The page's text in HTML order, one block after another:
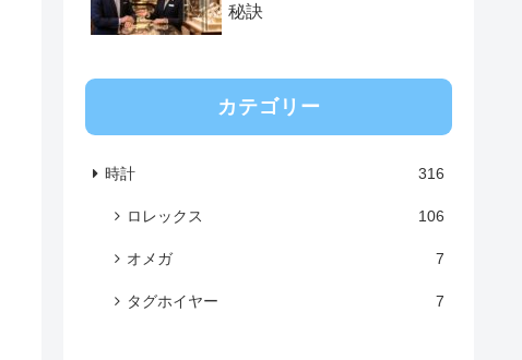
秘訣
カテゴリー
時計 316
ロレックス 106
オメガ 7
タグホイヤー 7